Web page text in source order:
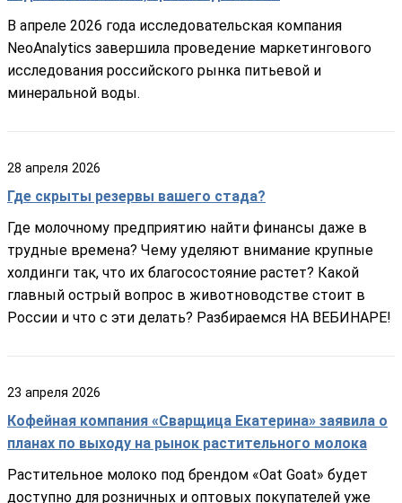
В апреле 2026 года исследовательская компания
NeoAnalytics завершила проведение маркетингового
исследования российского рынка питьевой и
минеральной воды.
28 апреля 2026
Где скрыты резервы вашего стада?
Где молочному предприятию найти финансы даже в
трудные времена? Чему уделяют внимание крупные
холдинги так, что их благосостояние растет? Какой
главный острый вопрос в животноводстве стоит в
России и что с эти делать? Разбираемся НА ВЕБИНАРЕ!
23 апреля 2026
Кофейная компания «Сварщица Екатерина» заявила о
планах по выходу на рынок растительного молока
Растительное молоко под брендом «Oat Goat» будет
доступно для розничных и оптовых покупателей уже